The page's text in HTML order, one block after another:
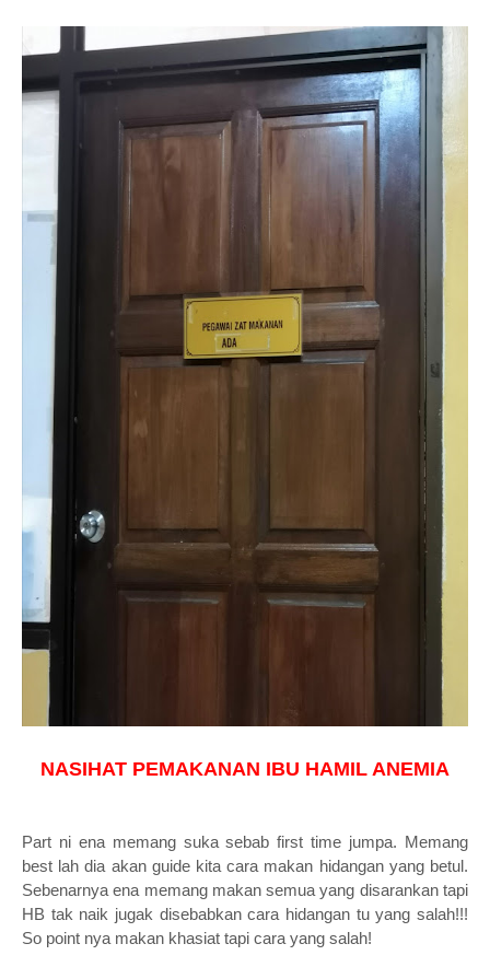
NASIHAT PEMAKANAN IBU HAMIL ANEMIA
Part ni ena memang suka sebab first time jumpa. Memang
best lah dia akan guide kita cara makan hidangan yang betul.
Sebenarnya ena memang makan semua yang disarankan tapi
HB tak naik jugak disebabkan cara hidangan tu yang salah!!!
So point nya makan khasiat tapi cara yang salah!